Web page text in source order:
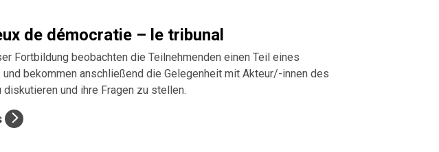
de démocratie – le tribunal
Fortbildung beobachten die Teilnehmenden einen Teil eines
bekommen anschließend die Gelegenheit mit Akteur/-innen des
und ihre Fragen zu stellen.